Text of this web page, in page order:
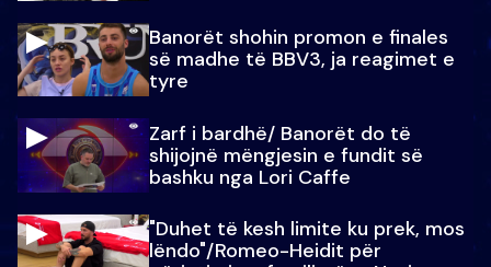
Banorët shohin promon e finales
së madhe të BBV3, ja reagimet e
tyre
Zarf i bardhë/ Banorët do të
shijojnë mëngjesin e fundit së
bashku nga Lori Caffe
"Duhet të kesh limite ku prek, mos
lëndo"/Romeo-Heidit për